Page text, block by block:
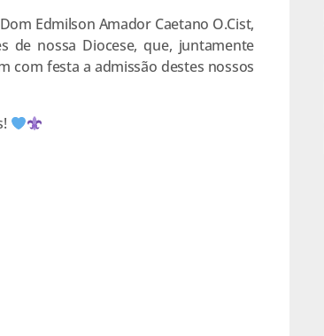
Edmilson Amador Caetano O.Cist,
de nossa Diocese, que, juntamente
com festa a admissão destes nossos